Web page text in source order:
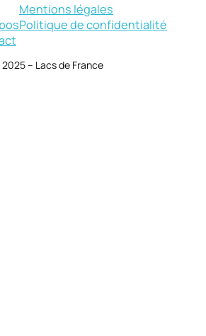
Mentions légales
Politique de confidentialité
– Lacs de France